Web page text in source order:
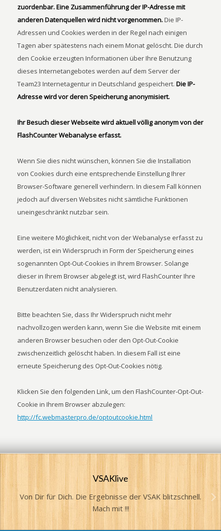
zuordenbar. Eine Zusammenführung der IP-Adresse mit
anderen Datenquellen wird nicht vorgenommen.Die IP-
Adressen und Cookies werden in der Regel nach einigen
Tagen aber spätestens nach einem Monat gelöscht. Die durch
den Cookie erzeugten Informationen über Ihre Benutzung
dieses Internetangebotes werden auf dem Server der
Team23 Internetagentur in Deutschland gespeichert.Die IP-
Adresse wird vor deren Speicherung anonymisiert.
Ihr Besuch dieser Webseite wird aktuell völlig anonym von der
FlashCounter Webanalyse erfasst.
Wenn Sie dies nicht wünschen, können Sie die Installation
von Cookies durch eine entsprechende Einstellung Ihrer
Browser-Software generell verhindern. In diesem Fall können
jedoch auf diversen Websites nicht sämtliche Funktionen
uneingeschränkt nutzbar sein.
Eine weitere Möglichkeit, nicht von der Webanalyse erfasst zu
werden, ist ein Widerspruch in Form der Speicherung eines
sogenannten Opt-Out-Cookies in Ihrem Browser. Solange
dieser in Ihrem Browser abgelegt ist, wird FlashCounter Ihre
Benutzerdaten nicht analysieren.
Bitte beachten Sie, dass Ihr Widerspruch nicht mehr
nachvollzogen werden kann, wenn Sie die Website mit einem
anderen Browser besuchen oder den Opt-Out-Cookie
zwischenzeitlich gelöscht haben. In diesem Fall ist eine
erneute Speicherung des Opt-Out-Cookies nötig.
Klicken Sie den folgenden Link, um den FlashCounter-Opt-Out-
Cookie in Ihrem Browser abzulegen:
http://fc.webmasterpro.de/optoutcookie.html
VSAKlive
Von Dir für Dich. Die Ergebnisse der VSAK blitzschnell.
Mach mit !!!